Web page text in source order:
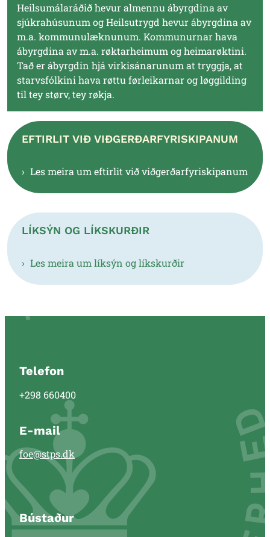
Heilsumálaráðið hevur almennu ábyrgdina av
sjúkrahúsunum og Heilsutrygd hevur ábyrgdina av
m.a. kommunulæknunum. Kommunurnar hava
ábyrgdina av m.a. røktarheimum og heimarøktini.
Tað er ábyrgdin hjá virkisánarunum at tryggja, at
starvsfólkini hava røttu førleikarnar og løggilding
til tey størv, tey røkja.
EFTIRLIT VIÐ VIÐGERÐARFYRISKIPANUM
Les meira um eftirlit við viðgerðarfyriskipanum
LÍKSÝN OG LÍKSKURÐIR
Les meira um líksýn og líkskurðir
Telefon
+298 660400
E-mail
foe@stps.dk
Bústaður